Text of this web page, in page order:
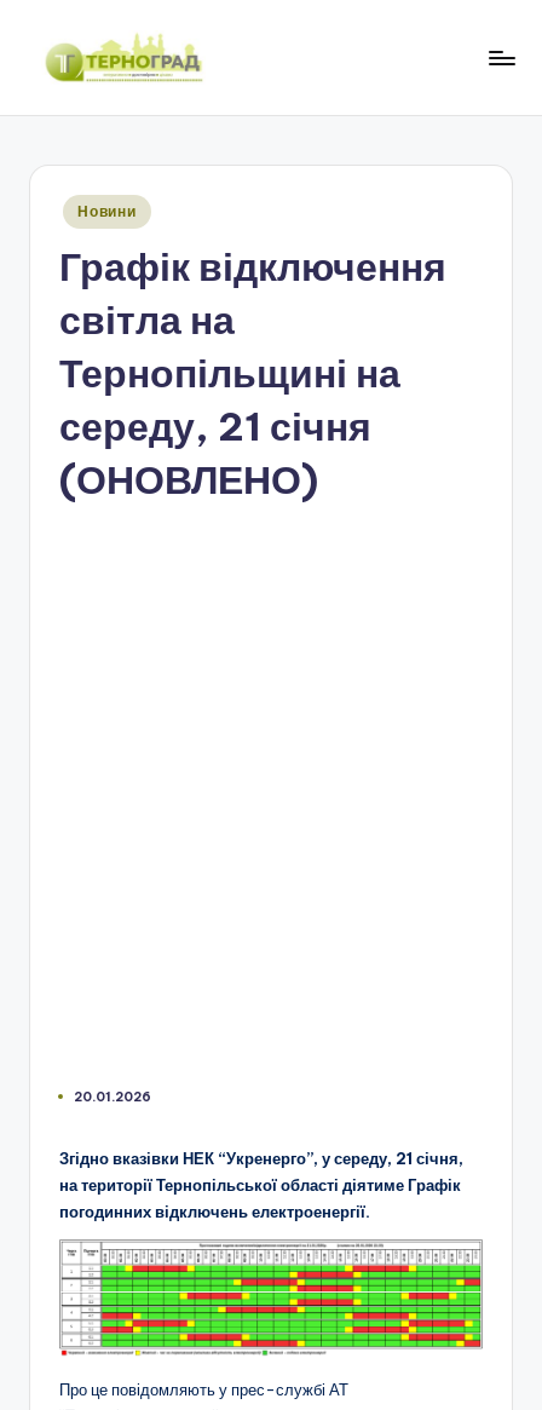
Перейти
Опубліковано
Новини
Графік відключення
світла на
Тернопільщині на
середу, 21 січня
(ОНОВЛЕНО)
20.01.2026
Згідно вказівки НЕК “Укренерго”, у середу, 21 січня,
на території Тернопільської області діятиме Графік
погодинних відключень електроенергії.
Про це повідомляють у прес-службі АТ